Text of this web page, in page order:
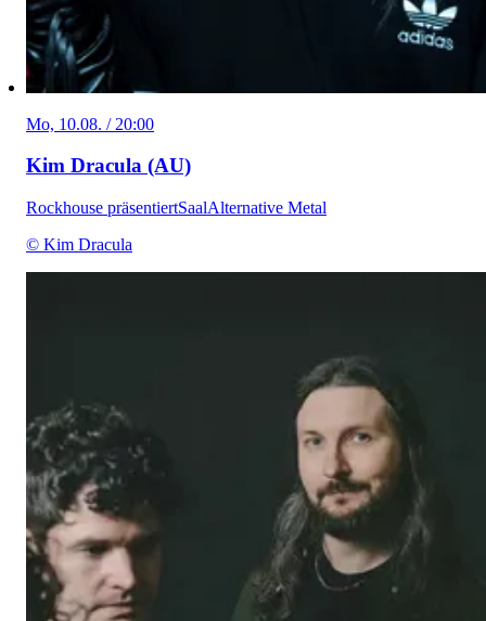
Mo, 10.08. / 20:00
Kim Dracula (AU)
Rockhouse präsentiertSaalAlternative Metal
© Kim Dracula